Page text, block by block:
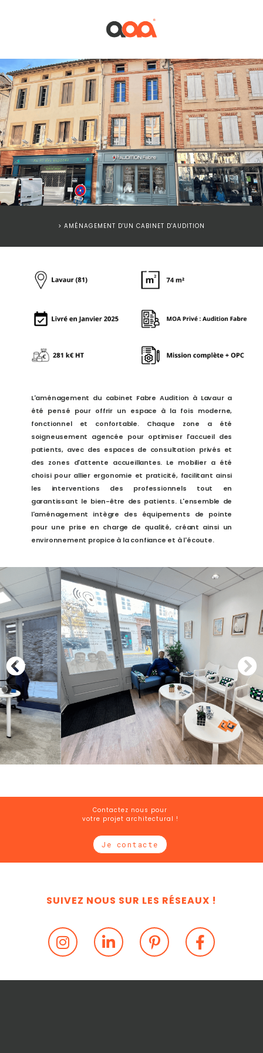
> AMÉNAGEMENT D'UN CABINET D'AUDITION
L'aménagement du cabinet Fabre Audition à Lavaur a
été pensé pour offrir un espace à la fois moderne,
fonctionnel et confortable. Chaque zone a été
soigneusement agencée pour optimiser l'accueil des
patients, avec des espaces de consultation privés et
des zones d'attente accueillantes. Le mobilier a été
choisi pour allier ergonomie et praticité, facilitant ainsi
les interventions des professionnels tout en
garantissant le bien-être des patients. L'ensemble de
l'aménagement intègre des équipements de pointe
pour une prise en charge de qualité, créant ainsi un
environnement propice à la confiance et à l'écoute.
Contactez nous pour
votre projet architectural !
Je contacte
SUIVEZ NOUS SUR LES RÉSEAUX !